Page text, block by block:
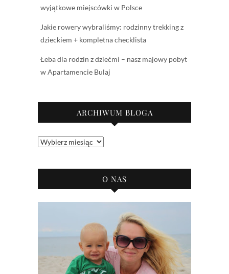
wyjątkowe miejscówki w Polsce
Jakie rowery wybraliśmy: rodzinny trekking z
dzieckiem + kompletna checklista
Łeba dla rodzin z dziećmi – nasz majowy pobyt
w Apartamencie Bulaj
ARCHIWUM BLOGA
Archiwum
O NAS